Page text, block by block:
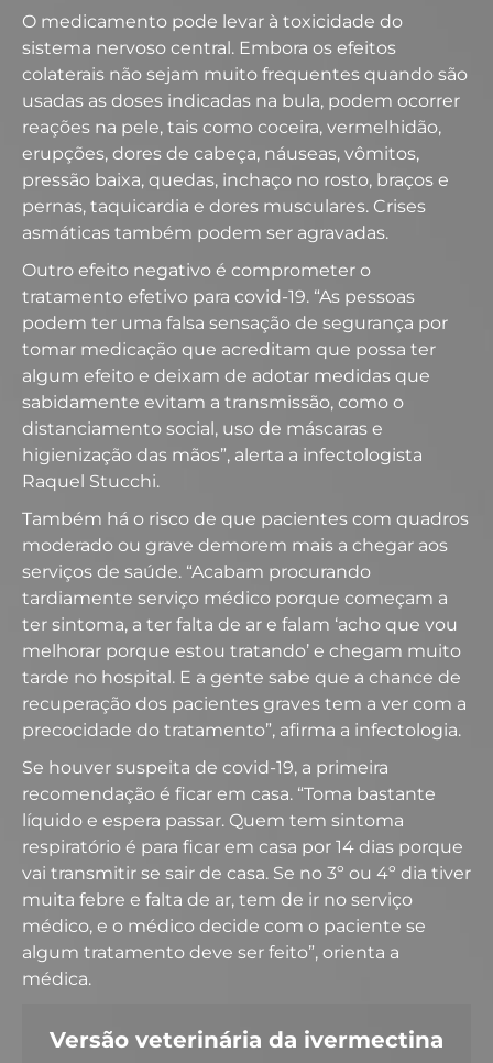
O medicamento pode levar à toxicidade do
sistema nervoso central. Embora os efeitos
colaterais não sejam muito frequentes quando são
usadas as doses indicadas na bula, podem ocorrer
reações na pele, tais como coceira, vermelhidão,
erupções, dores de cabeça, náuseas, vômitos,
pressão baixa, quedas, inchaço no rosto, braços e
pernas, taquicardia e dores musculares. Crises
asmáticas também podem ser agravadas.
Outro efeito negativo é comprometer o
tratamento efetivo para covid-19. “As pessoas
podem ter uma falsa sensação de segurança por
tomar medicação que acreditam que possa ter
algum efeito e deixam de adotar medidas que
sabidamente evitam a transmissão, como o
distanciamento social, uso de máscaras e
higienização das mãos”, alerta a infectologista
Raquel Stucchi.
Também há o risco de que pacientes com quadros
moderado ou grave demorem mais a chegar aos
serviços de saúde. “Acabam procurando
tardiamente serviço médico porque começam a
ter sintoma, a ter falta de ar e falam ‘acho que vou
melhorar porque estou tratando’ e chegam muito
tarde no hospital. E a gente sabe que a chance de
recuperação dos pacientes graves tem a ver com a
precocidade do tratamento”, afirma a infectologia.
Se houver suspeita de covid-19, a primeira
recomendação é ficar em casa. “Toma bastante
líquido e espera passar. Quem tem sintoma
respiratório é para ficar em casa por 14 dias porque
vai transmitir se sair de casa. Se no 3º ou 4º dia tiver
muita febre e falta de ar, tem de ir no serviço
médico, e o médico decide com o paciente se
algum tratamento deve ser feito”, orienta a
médica.
Versão veterinária da ivermectina